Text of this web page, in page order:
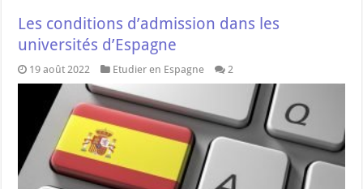
Les conditions d’admission dans les
universités d’Espagne
19 août 2022 Etudier en Espagne 2